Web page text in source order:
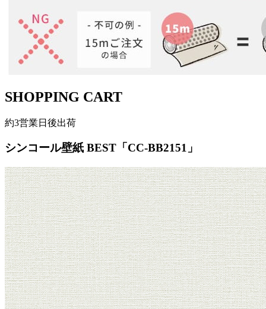
SHOPPING CART
約3営業日後出荷
シンコール壁紙 BEST「CC-BB2151」